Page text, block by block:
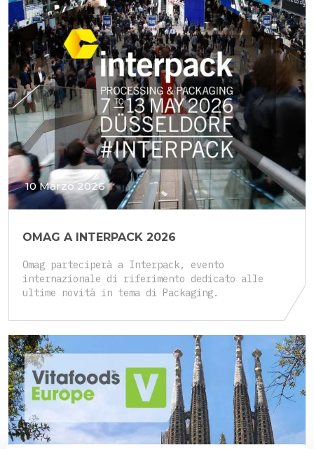
10 Marzo 2026
OMAG A INTERPACK 2026
Omag parteciperà a Interpack, evento
internazionale di riferimento dedicato alle
ultime novità in tema di Packaging.